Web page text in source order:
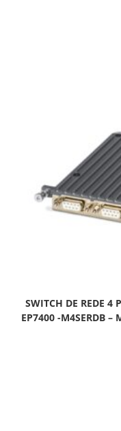
SWITCH DE REDE 4
EP7400 -M4SERDB